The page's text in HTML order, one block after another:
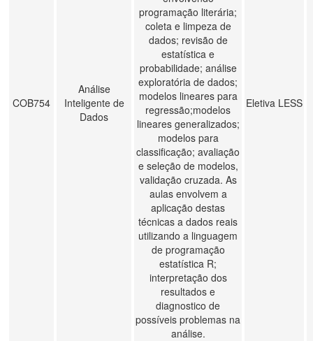
COB754
Análise
Inteligente de
Dados
programação literária;
coleta e limpeza de
dados; revisão de
estatística e
probabilidade; análise
exploratória de dados;
modelos lineares para
regressão;modelos
lineares generalizados;
modelos para
classificação; avaliação
e seleção de modelos,
validação cruzada. As
aulas envolvem a
aplicação destas
técnicas a dados reais
utilizando a linguagem
de programação
estatística R;
interpretação dos
resultados e
diagnostico de
possíveis problemas na
análise.
Eletiva LESS